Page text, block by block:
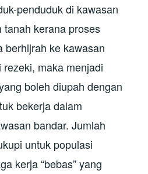
penduduk di kawasan
kerana proses
berhijrah ke kawasan
maka menjadi
boleh diupah dengan
bekerja dalam
bandar. Jumlah
untuk populasi
kerja “bebas” yang